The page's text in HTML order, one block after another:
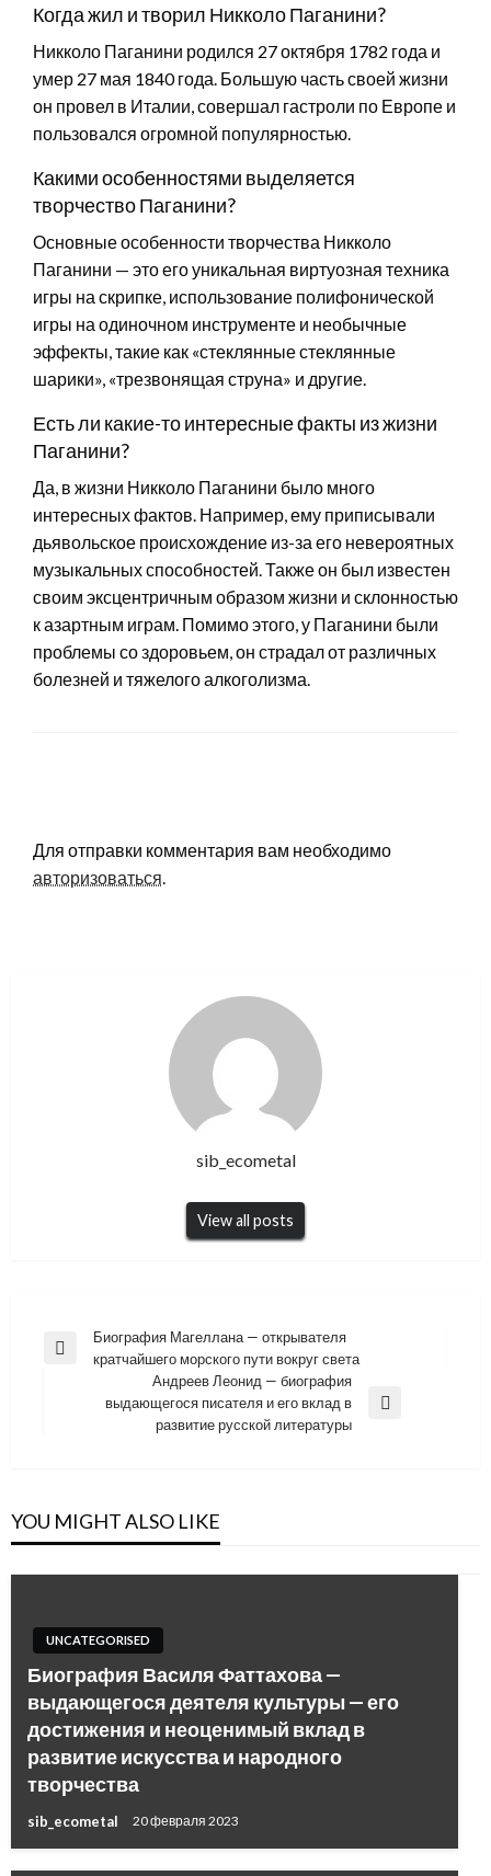
Когда жил и творил Никколо Паганини?
Никколо Паганини родился 27 октября 1782 года и
умер 27 мая 1840 года. Большую часть своей жизни
он провел в Италии, совершал гастроли по Европе и
пользовался огромной популярностью.
Какими особенностями выделяется
творчество Паганини?
Основные особенности творчества Никколо
Паганини — это его уникальная виртуозная техника
игры на скрипке, использование полифонической
игры на одиночном инструменте и необычные
эффекты, такие как «стеклянные стеклянные
шарики», «трезвонящая струна» и другие.
Есть ли какие-то интересные факты из жизни
Паганини?
Да, в жизни Никколо Паганини было много
интересных фактов. Например, ему приписывали
дьявольское происхождение из-за его невероятных
музыкальных способностей. Также он был известен
своим эксцентричным образом жизни и склонностью
к азартным играм. Помимо этого, у Паганини были
проблемы со здоровьем, он страдал от различных
болезней и тяжелого алкоголизма.
Для отправки комментария вам необходимо
авторизоваться.
sib_ecometal
View all posts
Навигация
записям
Previous
Биография Магеллана — открывателя
кратчайшего морского пути вокруг света
Андреев Леонид — биография
выдающегося писателя и его вклад в
развитие русской литературы
YOU MIGHT ALSO LIKE
UNCATEGORISED
Биография Василя Фаттахова —
выдающегося деятеля культуры — его
достижения и неоценимый вклад в
развитие искусства и народного
творчества
sib_ecometal 20 февраля 2023